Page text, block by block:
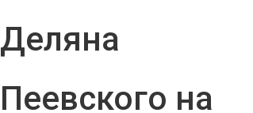
Деляна
Пеевского на